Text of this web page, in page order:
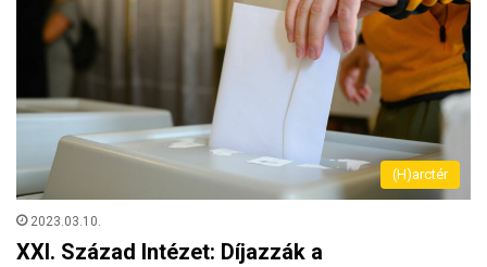
(H)arctér
2023.03.10.
XXI. Század Intézet: Díjazzák a